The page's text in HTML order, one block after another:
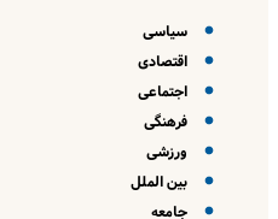
سیاسی
اقتصادی
اجتماعی
فرهنگی
ورزشی
بین الملل
جامعه